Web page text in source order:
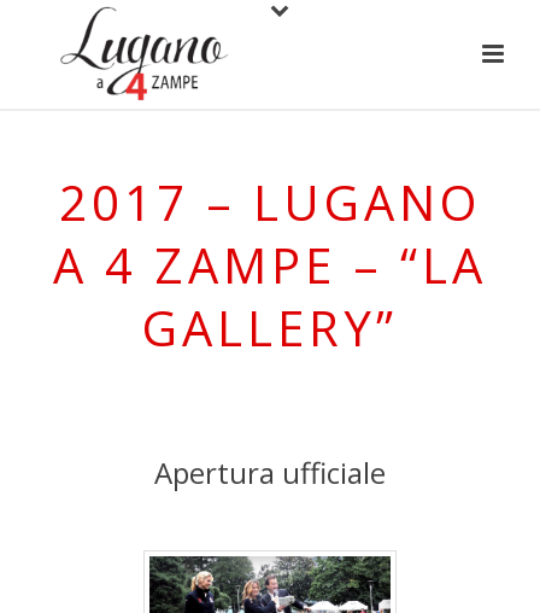
2017 – LUGANO
A 4 ZAMPE – “LA
GALLERY”
Apertura ufficiale